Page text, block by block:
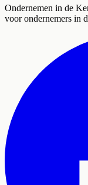
Ondernemen in de
voor ondernemers in